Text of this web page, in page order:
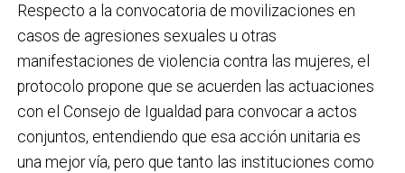
Respecto a la convocatoria de movilizaciones en
casos de agresiones sexuales u otras
manifestaciones de violencia contra las mujeres, el
protocolo propone que se acuerden las actuaciones
con el Consejo de Igualdad para convocar a actos
conjuntos, entendiendo que esa acción unitaria es
una mejor vía, pero que tanto las instituciones como